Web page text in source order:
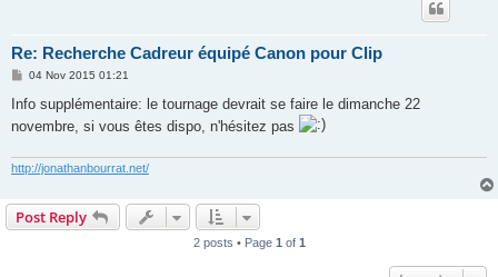
Re: Recherche Cadreur équipé Canon pour Clip
P
s
04 Nov 2015 01:21
Info supplémentaire: le tournage devrait se faire le dimanche 22
novembre, si vous êtes dispo, n'hésitez pas
http://jonathanbourrat.net/
Post Reply
2 posts • Page 1of 1